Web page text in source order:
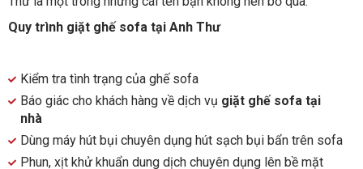
Quy trình giặt ghế sofa tại Anh Thư
Kiểm tra tình trạng của ghế sofa
Báo giác cho khách hàng về dịch vụ giặt ghế sofa tại
nhà
Dùng máy hút bụi chuyên dụng hút sạch bụi bẩn trên sofa
Phun, xịt khử khuẩn dung dịch chuyên dụng lên bề mặt